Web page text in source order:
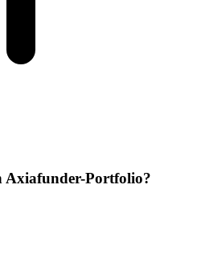
Axiafunder-Portfolio?